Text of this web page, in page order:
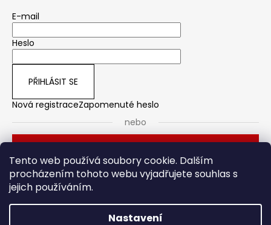
Tento web používá soubory cookie. Dalším
procházením tohoto webu vyjadřujete souhlas s
jejich používáním.
Nastavení
E-mail
Heslo
PŘIHLÁSIT SE
Nová registraceZapomenuté heslo
nebo